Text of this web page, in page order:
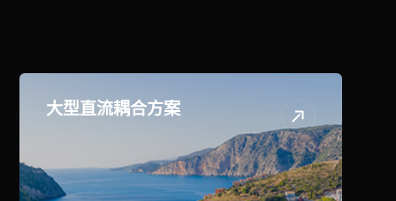
大型直流耦合方案